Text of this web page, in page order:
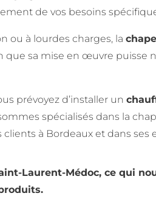
de vos besoins
ou à lourdes charges, la
sa mise en œuvre puisse
prévoyez d’installer un
spécialisés dans la
à Bordeaux et dans ses
Laurent-Médoc, ce qui